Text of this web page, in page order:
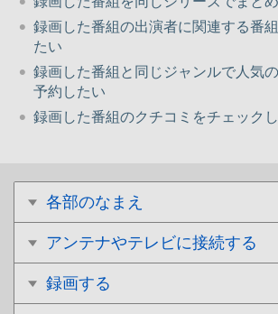
各部のなまえ
アンテナやテレビに接続する
録画する
録画した番組の出演者に関連する番
たい
録画した番組と同じジャンルで人気
予約したい
録画した番組のクチコミをチェック